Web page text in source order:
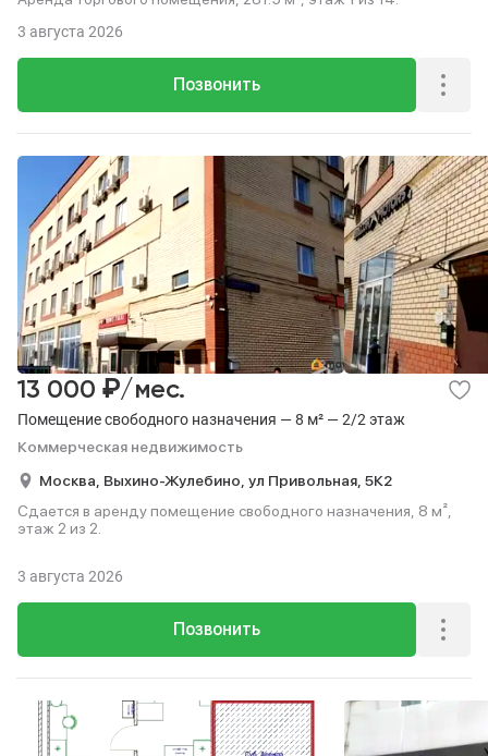
Позвонить
3 августа 2026
Помещение свободного назначения — 8 м² — 2/2 этаж
Коммерческая недвижимость
13 000 ₽/мес.
Москва, Выхино-Жулебино, ул Привольная, 5К2
Сдается в аренду помещение свободного назначения, 8 м²,
этаж 2 из 2.
Позвонить
3 августа 2026